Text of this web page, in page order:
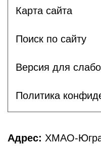
Карта сайта
Поиск по сайту
Версия для
Политика
Адрес: ХМАО-